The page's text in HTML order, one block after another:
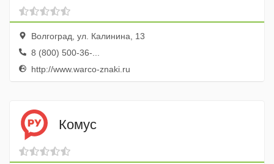
Волгоград, ул. Калинина, 13
8 (800) 500-36-...
http://www.warco-znaki.ru
Комус